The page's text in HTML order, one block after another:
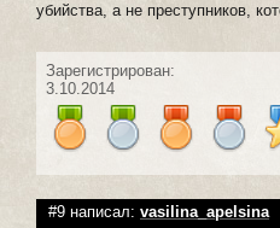
убийства, а не преступников,
Зарегистрирован:
3.10.2014
#9 написал: vasilina_apelsina